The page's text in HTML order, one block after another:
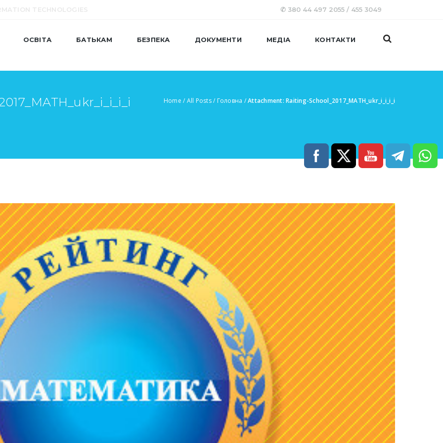
✆ 380 44 497 2055 / 455 3049
ОСВІТА БАТЬКАМ БЕЗПЕКА ДОКУМЕНТИ МЕДІА КОНТАКТИ
Home / All Posts/ Головна /Attachment: Raiting-School_2017_MATH_ukr_i_i_i_i